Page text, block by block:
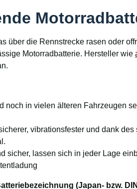
über die Rennstrecke rasen oder
Motorradbatterie. Hersteller wie
noch in vielen älteren Fahrzeugen
vibrationsfester und dank des
sicher, lassen sich in jeder Lage
(Japan- bzw.